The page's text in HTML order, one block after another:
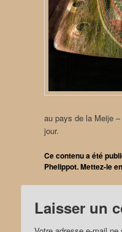
au pays de la Meije
jour.
Ce contenu a été
Phelippot. Mettez-le
Laisser un